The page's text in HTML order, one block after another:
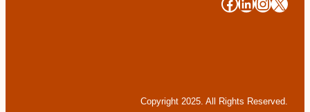
Copyright 2025. All Rights Reserved.